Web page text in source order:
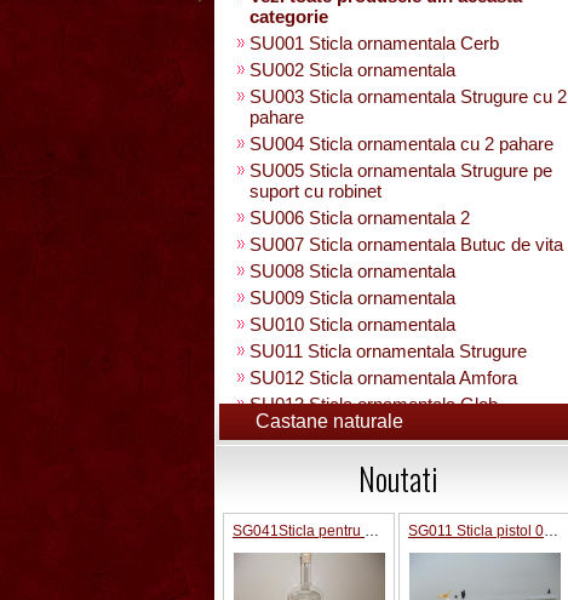
categorie
SU001 Sticla ornamentala Cerb
SU002 Sticla ornamentala
SU003 Sticla ornamentala Strugure cu 2
pahare
SU004 Sticla ornamentala cu 2 pahare
SU005 Sticla ornamentala Strugure pe
suport cu robinet
SU006 Sticla ornamentala 2
SU007 Sticla ornamentala Butuc de vita
SU008 Sticla ornamentala
SU009 Sticla ornamentala
SU010 Sticla ornamentala
SU011 Sticla ornamentala Strugure
SU012 Sticla ornamentala Amfora
SU013 Sticla ornamentala Glob
Pamantesc
SU015 Sticla ornamentala
SU014 Sticla ornamentala pe suport cu
figura +robinet
Sticla ornamentala cu figura umpluta
SU049 Sticla ornamentala
SU050 Sticla ornamentala cu figura
Castane naturale
Noutati
SG041Sticla pentru bauturi 0.5 L in interior strugure SG011 Sticla pistol 0.2L